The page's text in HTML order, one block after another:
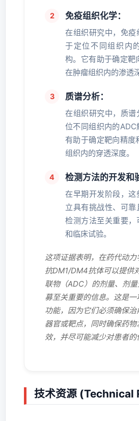
免疫组织化学：
在组织研究中，免疫
于定位不同组织内
构。它有助于确定靶
在肿瘤组织内的渗透
质谱分析：
在组织研究中，质谱
位不同组织内的ADC
有助于确定靶向精度
组织内的穿透深度。
检测方法的开发和
在早期开发阶段，这
立具有挑战性、可靠
检测方法至关重要，
和临床试验。
这项证据表明，在药代动
抗DM1/DM4抗体可以提供
联物（ADC）的剂量、剂
募至关重要的信息。这是
功能，因为它们必须确保
器官或靶点，同时确保药物
效，并尽可能减少对患者的
技术资源 (Technical